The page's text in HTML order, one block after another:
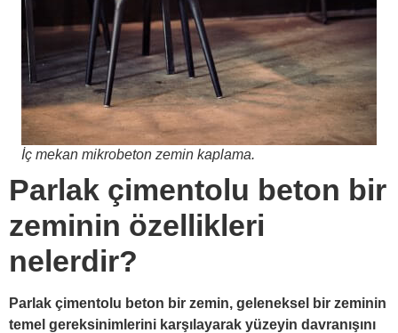
İç mekan mikrobeton zemin kaplama.
Parlak çimentolu beton bir
zeminin özellikleri
nelerdir?
Parlak çimentolu beton bir zemin, geleneksel bir zeminin
temel gereksinimlerini karşılayarak yüzeyin davranışını